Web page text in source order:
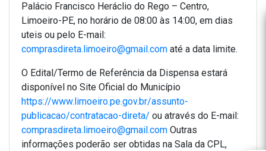
Palácio Francisco Heráclio do Rego – Centro,
Limoeiro-PE, no horário de 08:00 às 14:00, em dias
uteis ou pelo E-mail:
comprasdireta.limoeiro@gmail.com até a data limite.
O Edital/Termo de Referência da Dispensa estará
disponível no Site Oficial do Município
https://www.limoeiro.pe.gov.br/assunto-
publicacao/contratacao-direta/ ou através do E-mail:
comprasdireta.limoeiro@gmail.com Outras
informações poderão ser obtidas na Sala da CPL,